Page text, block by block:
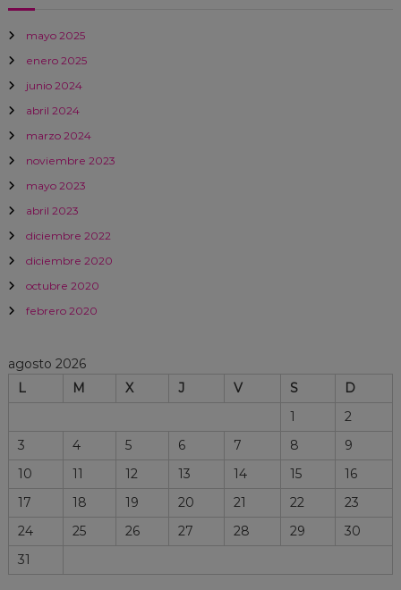
mayo 2025
enero 2025
junio 2024
abril 2024
marzo 2024
noviembre 2023
mayo 2023
abril 2023
diciembre 2022
diciembre 2020
octubre 2020
febrero 2020
agosto 2026
L
M X J V S
D
1
2
3
4 5 6 7 8
9
10
11 12 13 14 15
16
17
18 19 20 21 22
23
24
25 26 27 28 29
30
31